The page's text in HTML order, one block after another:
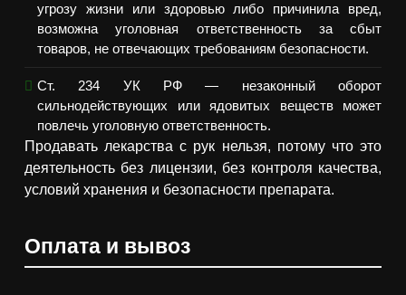
угрозу жизни или здоровью либо причинила вред,
возможна уголовная ответственность за сбыт
товаров, не отвечающих требованиям безопасности.
Ст. 234 УК РФ — незаконный оборот
сильнодействующих или ядовитых веществ может
повлечь уголовную ответственность.
Продавать лекарства с рук нельзя, потому что это
деятельность без лицензии, без контроля качества,
условий хранения и безопасности препарата.
Оплата и вывоз